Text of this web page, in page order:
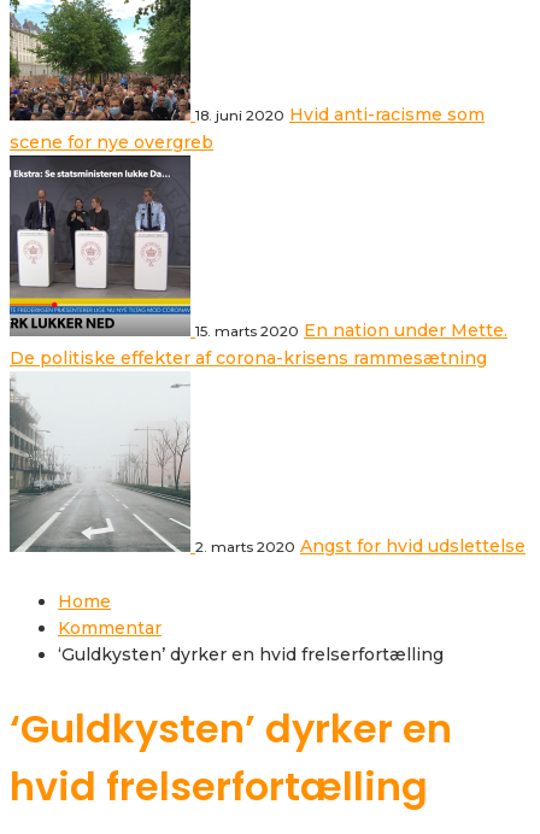
18. juni 2020 Hvid anti-racisme som
scene for nye overgreb
15. marts 2020 En nation under Mette.
De politiske effekter af corona-krisens rammesætning
2. marts 2020 Angst for hvid udslettelse
Home
Kommentar
‘Guldkysten’ dyrker en hvid frelserfortælling
‘Guldkysten’ dyrker en
hvid frelserfortælling